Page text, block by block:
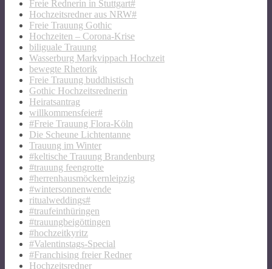
Freie Rednerin in Stuttgart#
Hochzeitsredner aus NRW#
Freie Trauung Gothic
Hochzeiten – Corona-Krise
biliguale Trauung
Wasserburg Markvippach Hochzeit
bewegte Rhetorik
Freie Trauung buddhistisch
Gothic Hochzeitsrednerin
Heiratsantrag
willkommensfeier#
#Freie Trauung Flora-Köln
Die Scheune Lichtentanne
Trauung im Winter
#keltische Trauung Brandenburg
#trauung feengrotte
#herrenhausmöckernleipzig
#wintersonnenwende
ritualweddings#
#traufeinthüringen
#trauungbeigöttingen
#hochzeitkyritz
#Valentinstags-Special
#Franchising freier Redner
Hochzeitsredner